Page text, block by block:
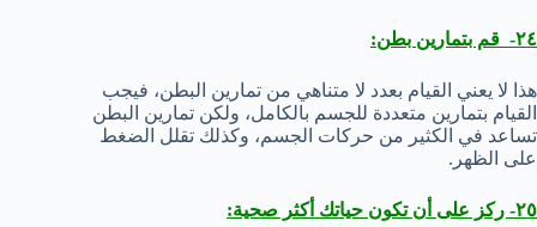
٢٤- قم بتمارين بطن:
هذا لا يعني القيام بعدد لا متناهي من تمارين البطن، فيجب
القيام بتمارين متعددة للجسم بالكامل، ولكن تمارين البطن
تساعد في الكثير من حركات الجسم، وكذلك تقلل الضغط
على الظهر.
٢٥- ركز على أن تكون حياتك أكثر صحية: